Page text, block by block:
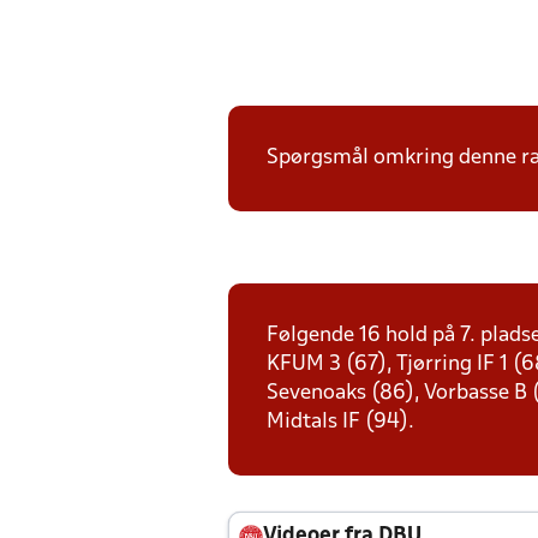
Spørgsmål omkring denne
Følgende 16 hold på 7.
KFUM 3 (67), Tjørring IF 1
Sevenoaks (86), Vorbasse
Midtals IF (94).